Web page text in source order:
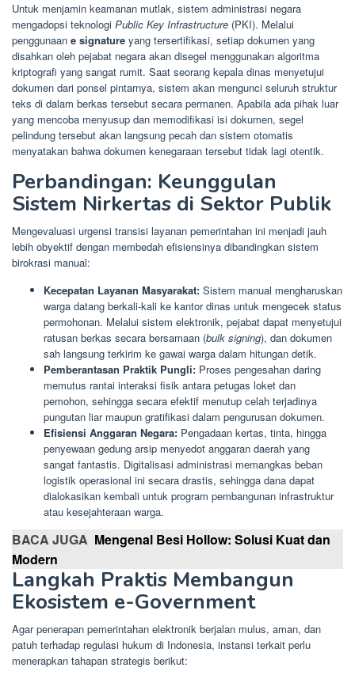
Untuk menjamin keamanan mutlak, sistem administrasi negara
mengadopsi teknologi Public Key Infrastructure (PKI). Melalui
penggunaan e signature yang tersertifikasi, setiap dokumen yang
disahkan oleh pejabat negara akan disegel menggunakan algoritma
kriptografi yang sangat rumit. Saat seorang kepala dinas menyetujui
dokumen dari ponsel pintarnya, sistem akan mengunci seluruh struktur
teks di dalam berkas tersebut secara permanen. Apabila ada pihak luar
yang mencoba menyusup dan memodifikasi isi dokumen, segel
pelindung tersebut akan langsung pecah dan sistem otomatis
menyatakan bahwa dokumen kenegaraan tersebut tidak lagi otentik.
Perbandingan: Keunggulan
Sistem Nirkertas di Sektor Publik
Mengevaluasi urgensi transisi layanan pemerintahan ini menjadi jauh
lebih obyektif dengan membedah efisiensinya dibandingkan sistem
birokrasi manual:
Kecepatan Layanan Masyarakat: Sistem manual mengharuskan
warga datang berkali-kali ke kantor dinas untuk mengecek status
permohonan. Melalui sistem elektronik, pejabat dapat menyetujui
ratusan berkas secara bersamaan (bulk signing), dan dokumen
sah langsung terkirim ke gawai warga dalam hitungan detik.
Pemberantasan Praktik Pungli: Proses pengesahan daring
memutus rantai interaksi fisik antara petugas loket dan
pemohon, sehingga secara efektif menutup celah terjadinya
pungutan liar maupun gratifikasi dalam pengurusan dokumen.
Efisiensi Anggaran Negara: Pengadaan kertas, tinta, hingga
penyewaan gedung arsip menyedot anggaran daerah yang
sangat fantastis. Digitalisasi administrasi memangkas beban
logistik operasional ini secara drastis, sehingga dana dapat
dialokasikan kembali untuk program pembangunan infrastruktur
atau kesejahteraan warga.
BACA JUGA Mengenal Besi Hollow: Solusi Kuat dan
Modern
Langkah Praktis Membangun
Ekosistem e-Government
Agar penerapan pemerintahan elektronik berjalan mulus, aman, dan
patuh terhadap regulasi hukum di Indonesia, instansi terkait perlu
menerapkan tahapan strategis berikut: